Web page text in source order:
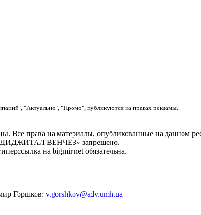
"Актуально", "Промо", публикуются на правах рекламы.
права на материалы, опубликованные на данном
«ДИДЖИТАЛ ВЕНЧЕЗ» запрещено.
на bigmir.net обязательна.
Горшков: v.gorshkov@adv.umh.ua